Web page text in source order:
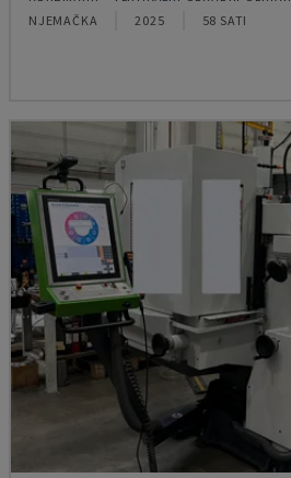
NJEMAČKA 2025 58 SATI